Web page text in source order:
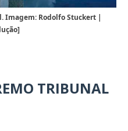
Imagem: Rodolfo Stuckert |
TRIBUNAL